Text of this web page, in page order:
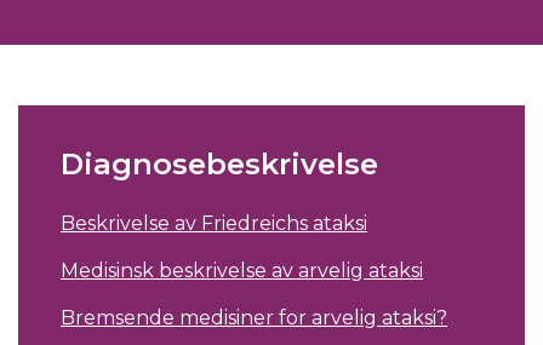
Diagnosebeskrivelse
Beskrivelse av Friedreichs ataksi
Medisinsk beskrivelse av arvelig ataksi
Bremsende medisiner for arvelig ataksi?